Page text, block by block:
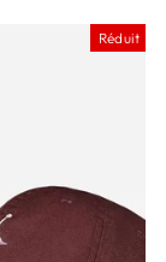
Réduit